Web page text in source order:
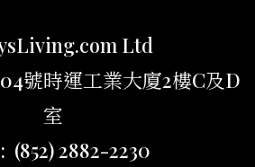
Ltd
號時運工業大廈2樓C及D
室
(852) 2882-2230